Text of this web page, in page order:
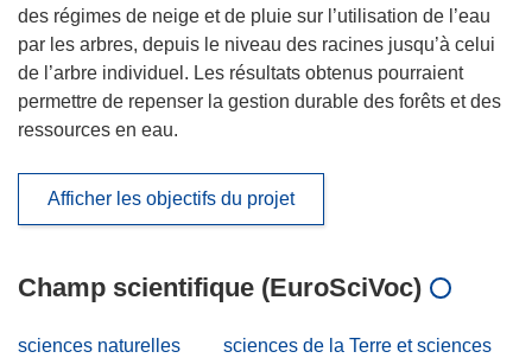
des régimes de neige et de pluie sur l’utilisation de l’eau
par les arbres, depuis le niveau des racines jusqu’à celui
de l’arbre individuel. Les résultats obtenus pourraient
permettre de repenser la gestion durable des forêts et des
ressources en eau.
Afficher les objectifs du projet
Champ scientifique (EuroSciVoc)
sciences naturelles
sciences de la Terre et sciences